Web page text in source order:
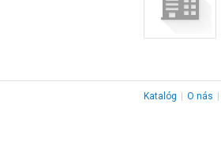
Katalóg O nás